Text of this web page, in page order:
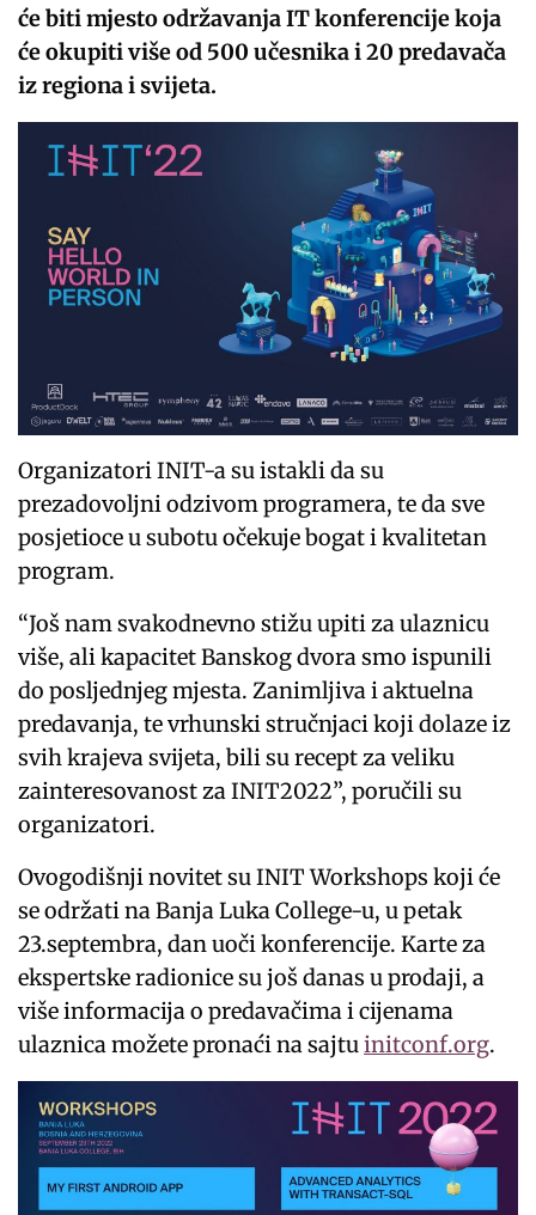
će biti mjesto održavanja IT konferencije koja
će okupiti više od 500 učesnika i 20 predavača
iz regiona i svijeta.
Organizatori INIT-a su istakli da su
prezadovoljni odzivom programera, te da sve
posjetioce u subotu očekuje bogat i kvalitetan
program.
“Još nam svakodnevno stižu upiti za ulaznicu
više, ali kapacitet Banskog dvora smo ispunili
do posljednjeg mjesta. Zanimljiva i aktuelna
predavanja, te vrhunski stručnjaci koji dolaze iz
svih krajeva svijeta, bili su recept za veliku
zainteresovanost za INIT2022”, poručili su
organizatori.
Ovogodišnji novitet su INIT Workshops koji će
se održati na Banja Luka College-u, u petak
23.septembra, dan uoči konferencije. Karte za
ekspertske radionice su još danas u prodaji, a
više informacija o predavačima i cijenama
ulaznica možete pronaći na sajtuinitconf.org.